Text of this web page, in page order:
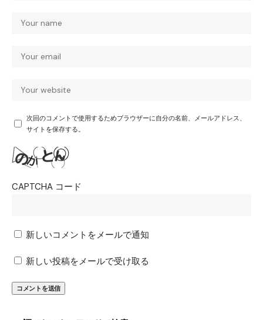
次回のコメントで使用するためブラウザーに自分の名前、メールアドレス、
サイトを保存する。
CAPTCHA コード
新しいコメントをメールで通知
新しい投稿をメールで受け取る